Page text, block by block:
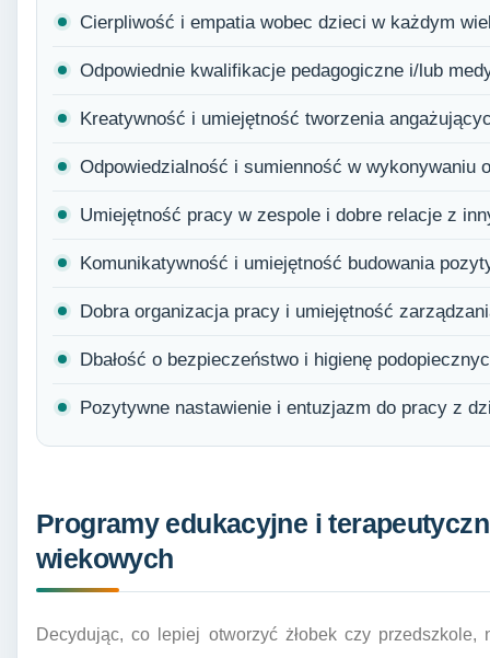
Cierpliwość i empatia wobec dzieci w każdym
Odpowiednie kwalifikacje pedagogiczne i/lub
Kreatywność i umiejętność tworzenia
Odpowiedzialność i sumienność w wykonywaniu
Umiejętność pracy w zespole i dobre relacje z
Komunikatywność i umiejętność budowania
Dobra organizacja pracy i umiejętność
Dbałość o bezpieczeństwo i higienę
Pozytywne nastawienie i entuzjazm do pracy z
Programy edukacyjne i
wiekowych
Decydując, co lepiej otworzyć żłobek czy